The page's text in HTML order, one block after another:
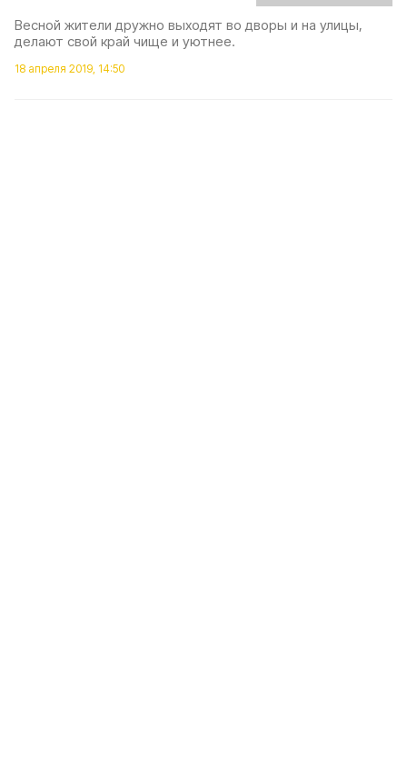
Весной жители дружно выходят во дворы и на улицы,
делают свой край чище и уютнее.
18 апреля 2019, 14:50